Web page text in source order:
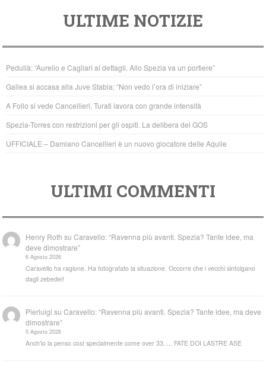
e
b
o
o
k
er
at
s
A
p
p
ULTIME NOTIZIE
Pedullà: “Aurelio e Cagliari ai dettagli. Allo Spezia va un portiere”
Gallea si accasa alla Juve Stabia: “Non vedo l’ora di iniziare”
A Follo si vede Cancellieri, Turati lavora con grande intensità
Spezia-Torres con restrizioni per gli ospiti. La delibera del GOS
UFFICIALE – Damiano Cancellieri è un nuovo giocatore delle Aquile
ULTIMI COMMENTI
Henry Roth suCaravello: “Ravenna più avanti. Spezia? Tante idee, ma
deve dimostrare”
6 Agosto 2026
Caravello ha ragione. Ha fotografato la situazione. Occorre che i vecchi sintolgano
dagli zebedei!
Pierluigi suCaravello: “Ravenna più avanti. Spezia? Tante idee, ma deve
dimostrare”
5 Agosto 2026
Anch'io la penso così specialmente come over 33..... FATE DOI LASTRE ASE